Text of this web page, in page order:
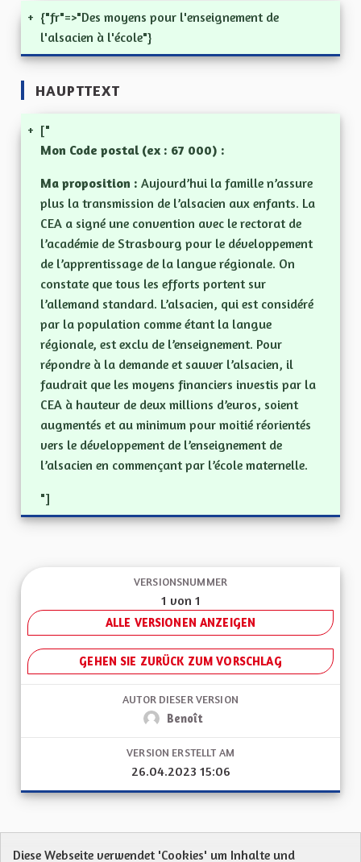
+ {"fr"=>"Des moyens pour l'enseignement de
l'alsacien à l'école"}
HAUPTTEXT
+ ["
Mon Code postal (ex : 67 000) :
Ma proposition : Aujourd’hui la famille n’assure
plus la transmission de l’alsacien aux enfants. La
CEA a signé une convention avec le rectorat de
l’académie de Strasbourg pour le développement
de l’apprentissage de la langue régionale. On
constate que tous les efforts portent sur
l’allemand standard. L’alsacien, qui est considéré
par la population comme étant la langue
régionale, est exclu de l’enseignement. Pour
répondre à la demande et sauver l’alsacien, il
faudrait que les moyens financiers investis par la
CEA à hauteur de deux millions d’euros, soient
augmentés et au minimum pour moitié réorientés
vers le développement de l’enseignement de
l’alsacien en commençant par l’école maternelle.
"]
VERSIONSNUMMER
1 von 1
ALLE VERSIONEN ANZEIGEN
GEHEN SIE ZURÜCK ZUM VORSCHLAG
AUTOR DIESER VERSION
Benoît
VERSION ERSTELLT AM
26.04.2023 15:06
Diese Webseite verwendet 'Cookies' um Inhalte und